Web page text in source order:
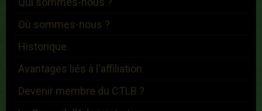
Où sommes-nous ?
Historique
Avantages liés à l'affiliation
Devenir membre du CTLB ?